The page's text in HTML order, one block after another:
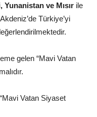
Yunanistan ve Mısır ile
Türkiye’yi
gelen “Mavi Vatan
Vatan Siyaset